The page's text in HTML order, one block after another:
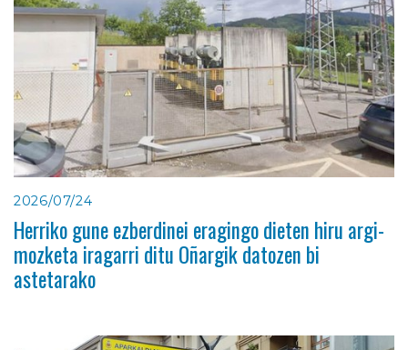
2026/07/24
Herriko gune ezberdinei eragingo dieten hiru argi-
mozketa iragarri ditu Oñargik datozen bi
astetarako